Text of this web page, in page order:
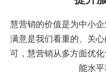
慧营销的价值是为中小
满意是我们看重的、关
可，慧营销从多方面优
能水